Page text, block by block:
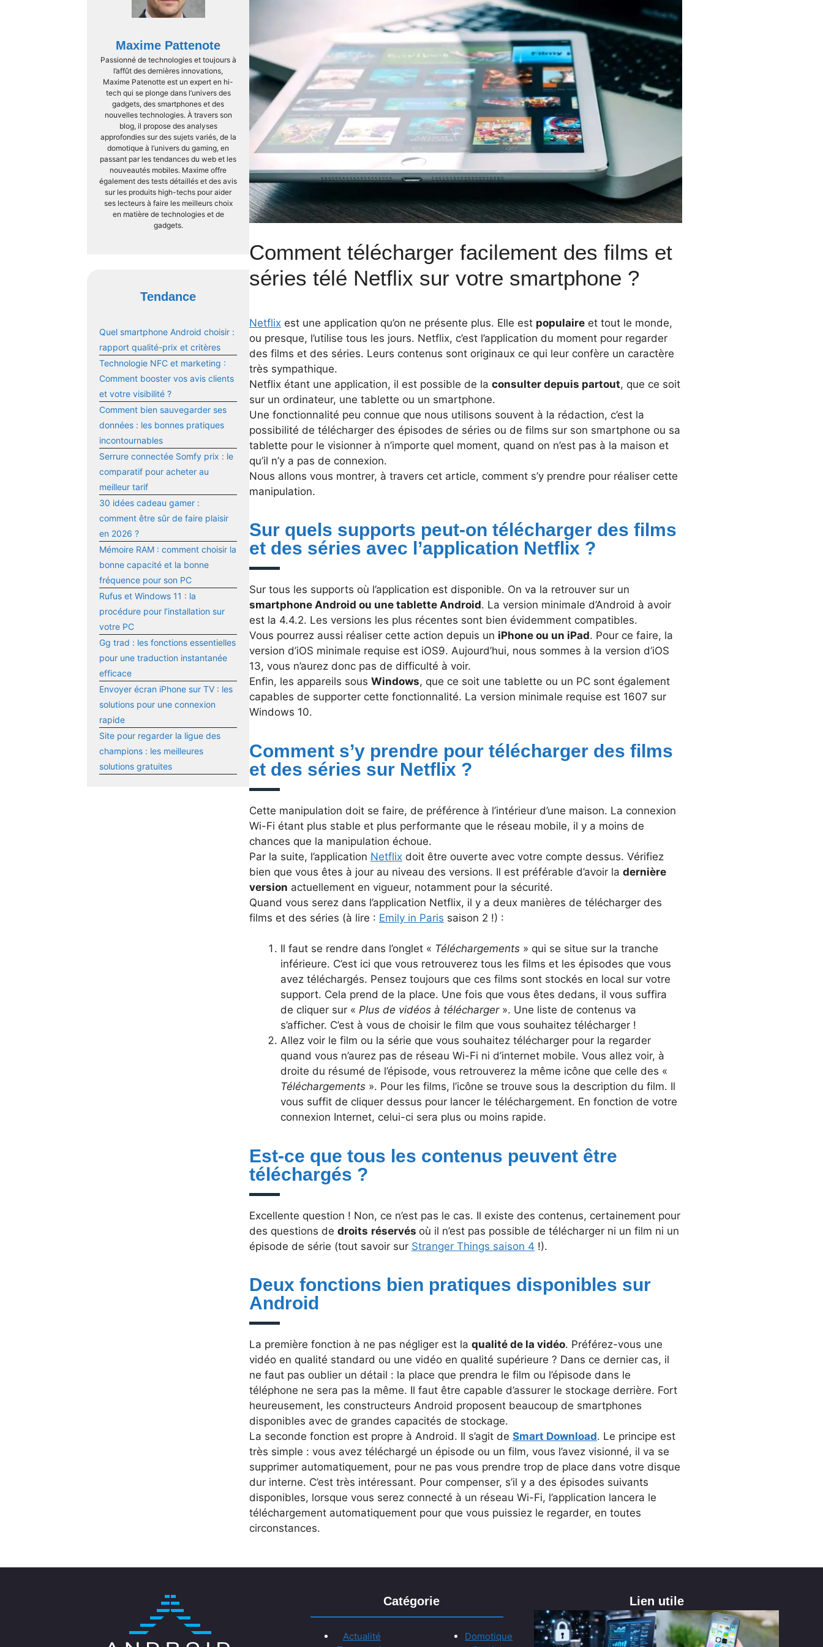
Maxime Pattenote
Passionné de technologies et toujours à
l’affût des dernières innovations,
Maxime Patenotte est un expert en hi-
tech qui se plonge dans l’univers des
gadgets, des smartphones et des
nouvelles technologies. À travers son
blog, il propose des analyses
approfondies sur des sujets variés, de la
domotique à l’univers du gaming, en
passant par les tendances du web et les
nouveautés mobiles. Maxime offre
également des tests détaillés et des avis
sur les produits high-techs pour aider
ses lecteurs à faire les meilleurs choix
en matière de technologies et de
gadgets.
Tendance
Quel smartphone Android choisir :
rapport qualité-prix et critères
Technologie NFC et marketing :
Comment booster vos avis clients
et votre visibilité ?
Comment bien sauvegarder ses
données : les bonnes pratiques
incontournables
Serrure connectée Somfy prix : le
comparatif pour acheter au
meilleur tarif
30 idées cadeau gamer :
comment être sûr de faire plaisir
en 2026 ?
Mémoire RAM : comment choisir la
bonne capacité et la bonne
fréquence pour son PC
Rufus et Windows 11 : la
procédure pour l’installation sur
votre PC
Gg trad : les fonctions essentielles
pour une traduction instantanée
efficace
Envoyer écran iPhone sur TV : les
solutions pour une connexion
rapide
Site pour regarder la ligue des
champions : les meilleures
solutions gratuites
Comment télécharger facilement des films et
séries télé Netflix sur votre smartphone ?
Netflix est une application qu’on ne présente plus. Elle est populaire et tout le monde,
ou presque, l’utilise tous les jours. Netflix, c’est l’application du moment pour regarder
des films et des séries. Leurs contenus sont originaux ce qui leur confère un caractère
très sympathique.
Netflix étant une application, il est possible de la consulter depuis partout, que ce soit
sur un ordinateur, une tablette ou un smartphone.
Une fonctionnalité peu connue que nous utilisons souvent à la rédaction, c’est la
possibilité de télécharger des épisodes de séries ou de films sur son smartphone ou sa
tablette pour le visionner à n’importe quel moment, quand on n’est pas à la maison et
qu’il n’y a pas de connexion.
Nous allons vous montrer, à travers cet article, comment s’y prendre pour réaliser cette
manipulation.
Sur quels supports peut-on télécharger des films
et des séries avec l’application Netflix ?
Sur tous les supports où l’application est disponible. On va la retrouver sur un
smartphone Android ou une tablette Android. La version minimale d’Android à avoir
est la 4.4.2. Les versions les plus récentes sont bien évidemment compatibles.
Vous pourrez aussi réaliser cette action depuis un iPhone ou un iPad. Pour ce faire, la
version d’iOS minimale requise est iOS9. Aujourd’hui, nous sommes à la version d’iOS
13, vous n’aurez donc pas de difficulté à voir.
Enfin, les appareils sous Windows, que ce soit une tablette ou un PC sont également
capables de supporter cette fonctionnalité. La version minimale requise est 1607 sur
Windows 10.
Comment s’y prendre pour télécharger des films
et des séries sur Netflix ?
Cette manipulation doit se faire, de préférence à l’intérieur d’une maison. La connexion
Wi-Fi étant plus stable et plus performante que le réseau mobile, il y a moins de
chances que la manipulation échoue.
Par la suite, l’application Netflix doit être ouverte avec votre compte dessus. Vérifiez
bien que vous êtes à jour au niveau des versions. Il est préférable d’avoir la dernière
version actuellement en vigueur, notamment pour la sécurité.
Quand vous serez dans l’application Netflix, il y a deux manières de télécharger des
films et des séries (à lire : Emily in Paris saison 2 !) :
Il faut se rendre dans l’onglet « Téléchargements » qui se situe sur la tranche
inférieure. C’est ici que vous retrouverez tous les films et les épisodes que vous
avez téléchargés. Pensez toujours que ces films sont stockés en local sur votre
support. Cela prend de la place. Une fois que vous êtes dedans, il vous suffira
de cliquer sur « Plus de vidéos à télécharger». Une liste de contenus va
s’afficher. C’est à vous de choisir le film que vous souhaitez télécharger !
Allez voir le film ou la série que vous souhaitez télécharger pour la regarder
quand vous n’aurez pas de réseau Wi-Fi ni d’internet mobile. Vous allez voir, à
droite du résumé de l’épisode, vous retrouverez la même icône que celle des «
Téléchargements ». Pour les films, l’icône se trouve sous la description du film. Il
vous suffit de cliquer dessus pour lancer le téléchargement. En fonction de votre
connexion Internet, celui-ci sera plus ou moins rapide.
Est-ce que tous les contenus peuvent être
téléchargés ?
Excellente question ! Non, ce n’est pas le cas. Il existe des contenus, certainement pour
des questions de droits réservés où il n’est pas possible de télécharger ni un film ni un
épisode de série (tout savoir sur Stranger Things saison 4 !).
Deux fonctions bien pratiques disponibles sur
Android
La première fonction à ne pas négliger est la qualité de la vidéo. Préférez-vous une
vidéo en qualité standard ou une vidéo en qualité supérieure ? Dans ce dernier cas, il
ne faut pas oublier un détail : la place que prendra le film ou l’épisode dans le
téléphone ne sera pas la même. Il faut être capable d’assurer le stockage derrière. Fort
heureusement, les constructeurs Android proposent beaucoup de smartphones
disponibles avec de grandes capacités de stockage.
La seconde fonction est propre à Android. Il s’agit de Smart Download. Le principe est
très simple : vous avez téléchargé un épisode ou un film, vous l’avez visionné, il va se
supprimer automatiquement, pour ne pas vous prendre trop de place dans votre disque
dur interne. C’est très intéressant. Pour compenser, s’il y a des épisodes suivants
disponibles, lorsque vous serez connecté à un réseau Wi-Fi, l’application lancera le
téléchargement automatiquement pour que vous puissiez le regarder, en toutes
circonstances.
Catégorie
Actualité
Domotique
Lien utile